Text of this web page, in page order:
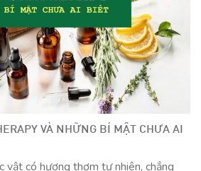
VÀ NHỮNG BÍ MẬT CHƯA AI
vật có hương thơm tự nhiên, chẳng